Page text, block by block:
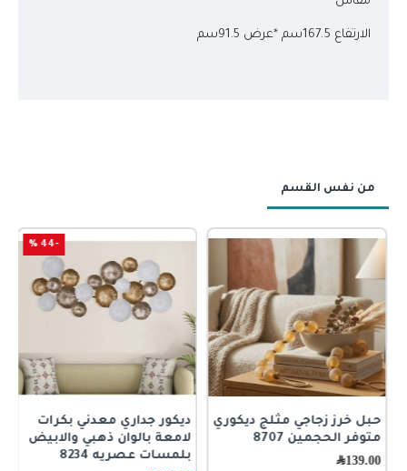
الارتفاع 167.5سم *عرض 91.5سم
من نفس القسم
حبل خرز زجاجي مثلج ديكوري
متوفر الحجمين 8707
139.00﷼
-44 %
ديكور جداري معدني بكرات
لامعة بالوان ذهبي والابيض
بلمسات عصريه 8234